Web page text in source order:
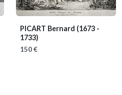
PICART Bernard (1673 -
1733)
150 €